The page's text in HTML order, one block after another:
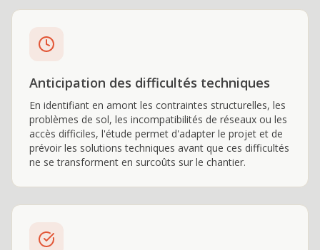
Anticipation des difficultés techniques
En identifiant en amont les contraintes structurelles, les
problèmes de sol, les incompatibilités de réseaux ou les
accès difficiles, l'étude permet d'adapter le projet et de
prévoir les solutions techniques avant que ces difficultés
ne se transforment en surcoûts sur le chantier.